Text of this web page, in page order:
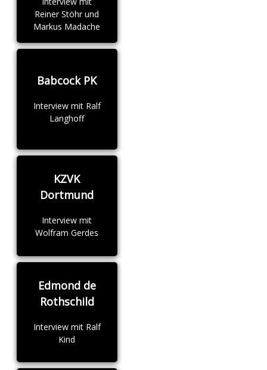
Reiner Stöhr und
Markus Madache
Babcock PK
Interview mit Ralf
Langhoff
KZVK
Dortmund
Interview mit
Wolfram Gerdes
Edmond de
Rothschild
Interview mit Ralf
Kind